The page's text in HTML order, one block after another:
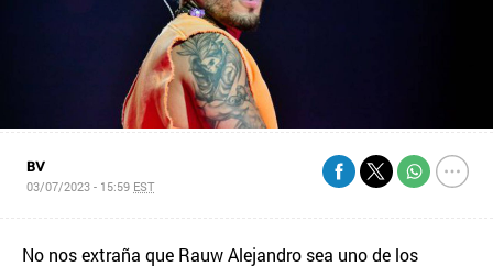
BV
03/07/2023 - 15:59 EST
No nos extraña que Rauw Alejandro sea uno de los